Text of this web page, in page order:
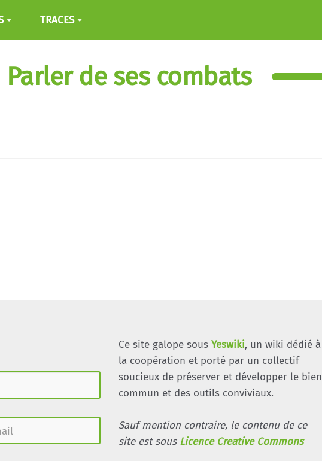
TRACES
de ses combats
Ce site galope sous Yeswiki, un wiki dédié à
la coopération et porté par un collectif
soucieux de préserver et développer le bien
commun et des outils conviviaux.
Sauf mention contraire, le contenu de ce
site est sous Licence Creative Commons